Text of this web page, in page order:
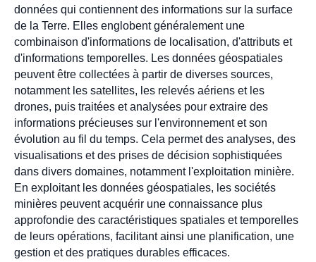
données qui contiennent des informations sur la surface
de la Terre. Elles englobent généralement une
combinaison d'informations de localisation, d'attributs et
d'informations temporelles. Les données géospatiales
peuvent être collectées à partir de diverses sources,
notamment les satellites, les relevés aériens et les
drones, puis traitées et analysées pour extraire des
informations précieuses sur l'environnement et son
évolution au fil du temps. Cela permet des analyses, des
visualisations et des prises de décision sophistiquées
dans divers domaines, notamment l'exploitation minière.
En exploitant les données géospatiales, les sociétés
minières peuvent acquérir une connaissance plus
approfondie des caractéristiques spatiales et temporelles
de leurs opérations, facilitant ainsi une planification, une
gestion et des pratiques durables efficaces.